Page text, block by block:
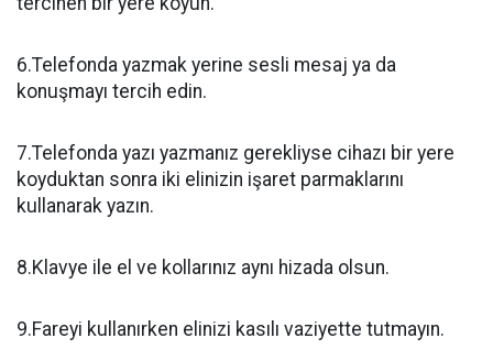
6.Telefonda yazmak yerine sesli mesaj ya da
konuşmayı tercih edin.
7.Telefonda yazı yazmanız gerekliyse cihazı bir yere
koyduktan sonra iki elinizin işaret parmaklarını
kullanarak yazın.
8.Klavye ile el ve kollarınız aynı hizada olsun.
9.Fareyi kullanırken elinizi kasılı vaziyette tutmayın.